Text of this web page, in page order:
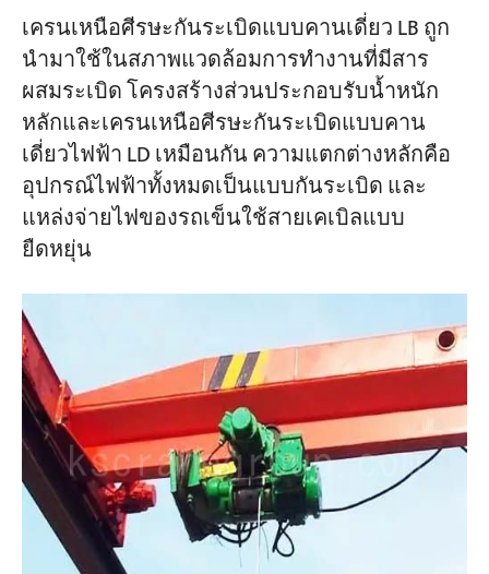
เครนเหนือศีรษะกันระเบิดแบบคานเดี่ยว LB ถูก
นำมาใช้ในสภาพแวดล้อมการทำงานที่มีสาร
ผสมระเบิด โครงสร้างส่วนประกอบรับน้ำหนัก
หลักและเครนเหนือศีรษะกันระเบิดแบบคาน
เดี่ยวไฟฟ้า LD เหมือนกัน ความแตกต่างหลักคือ
อุปกรณ์ไฟฟ้าทั้งหมดเป็นแบบกันระเบิด และ
แหล่งจ่ายไฟของรถเข็นใช้สายเคเบิลแบบ
ยืดหยุ่น